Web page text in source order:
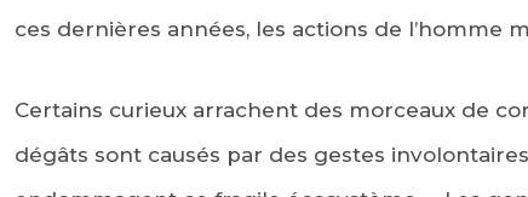
ces dernières années, les actions de l’homme
Certains curieux arrachent des morceaux de
dégâts sont causés par des gestes